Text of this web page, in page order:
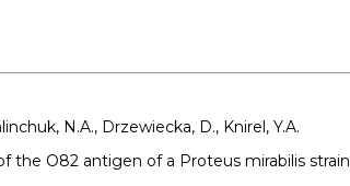
N.A., Drzewiecka, D., Knirel, Y.A.
the O82 antigen of a Proteus mirabilis